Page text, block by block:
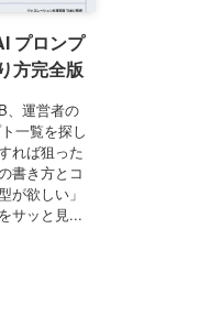
プロンプ
方完全版
、運営者の
一覧を探し
れば狙った
書き方とコ
が欲しい」
サッと見...